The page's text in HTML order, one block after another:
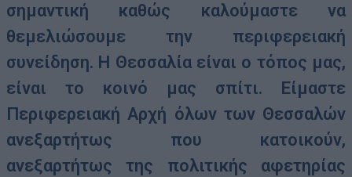
σημαντική καθώς καλούμαστε να
θεμελιώσουμε την περιφερειακή
συνείδηση. Η Θεσσαλία είναι ο τόπος μας,
είναι το κοινό μας σπίτι. Είμαστε
Περιφερειακή Αρχή όλων των Θεσσαλών
ανεξαρτήτως που κατοικούν,
ανεξαρτήτως της πολιτικής αφετηρίας